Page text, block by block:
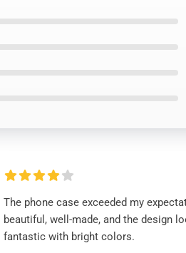
The phone case exceeded my
beautiful, well-made, and the design
fantastic with bright colors.